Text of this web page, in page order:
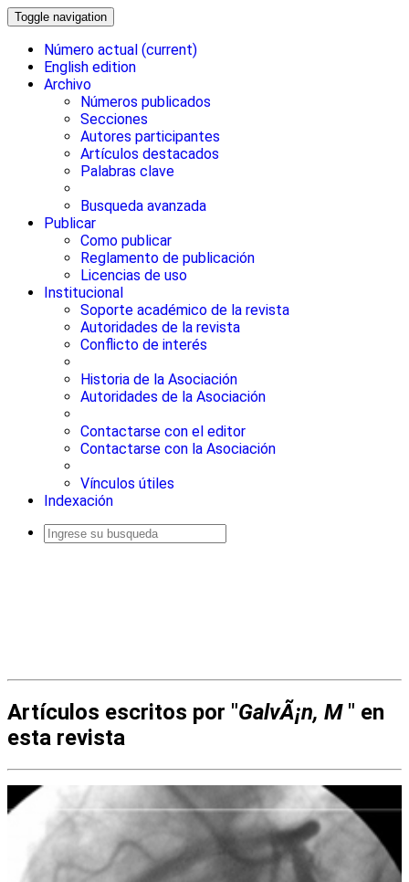
Toggle navigation
Número actual (current)
English edition
Archivo
Números publicados
Secciones
Autores participantes
Artículos destacados
Palabras clave
Busqueda avanzada
Publicar
Como publicar
Reglamento de publicación
Licencias de uso
Institucional
Soporte académico de la revista
Autoridades de la revista
Conflicto de interés
Historia de la Asociación
Autoridades de la Asociación
Contactarse con el editor
Contactarse con la Asociación
Vínculos útiles
Indexación
Artículos escritos por "GalvÃ¡n, M" en
esta revista